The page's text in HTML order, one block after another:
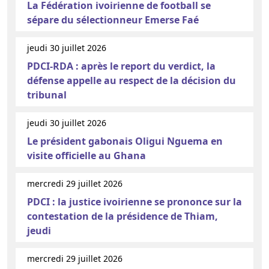
La Fédération ivoirienne de football se
sépare du sélectionneur Emerse Faé
jeudi 30 juillet 2026
PDCI-RDA : après le report du verdict, la
défense appelle au respect de la décision du
tribunal
jeudi 30 juillet 2026
Le président gabonais Oligui Nguema en
visite officielle au Ghana
mercredi 29 juillet 2026
PDCI : la justice ivoirienne se prononce sur la
contestation de la présidence de Thiam,
jeudi
mercredi 29 juillet 2026